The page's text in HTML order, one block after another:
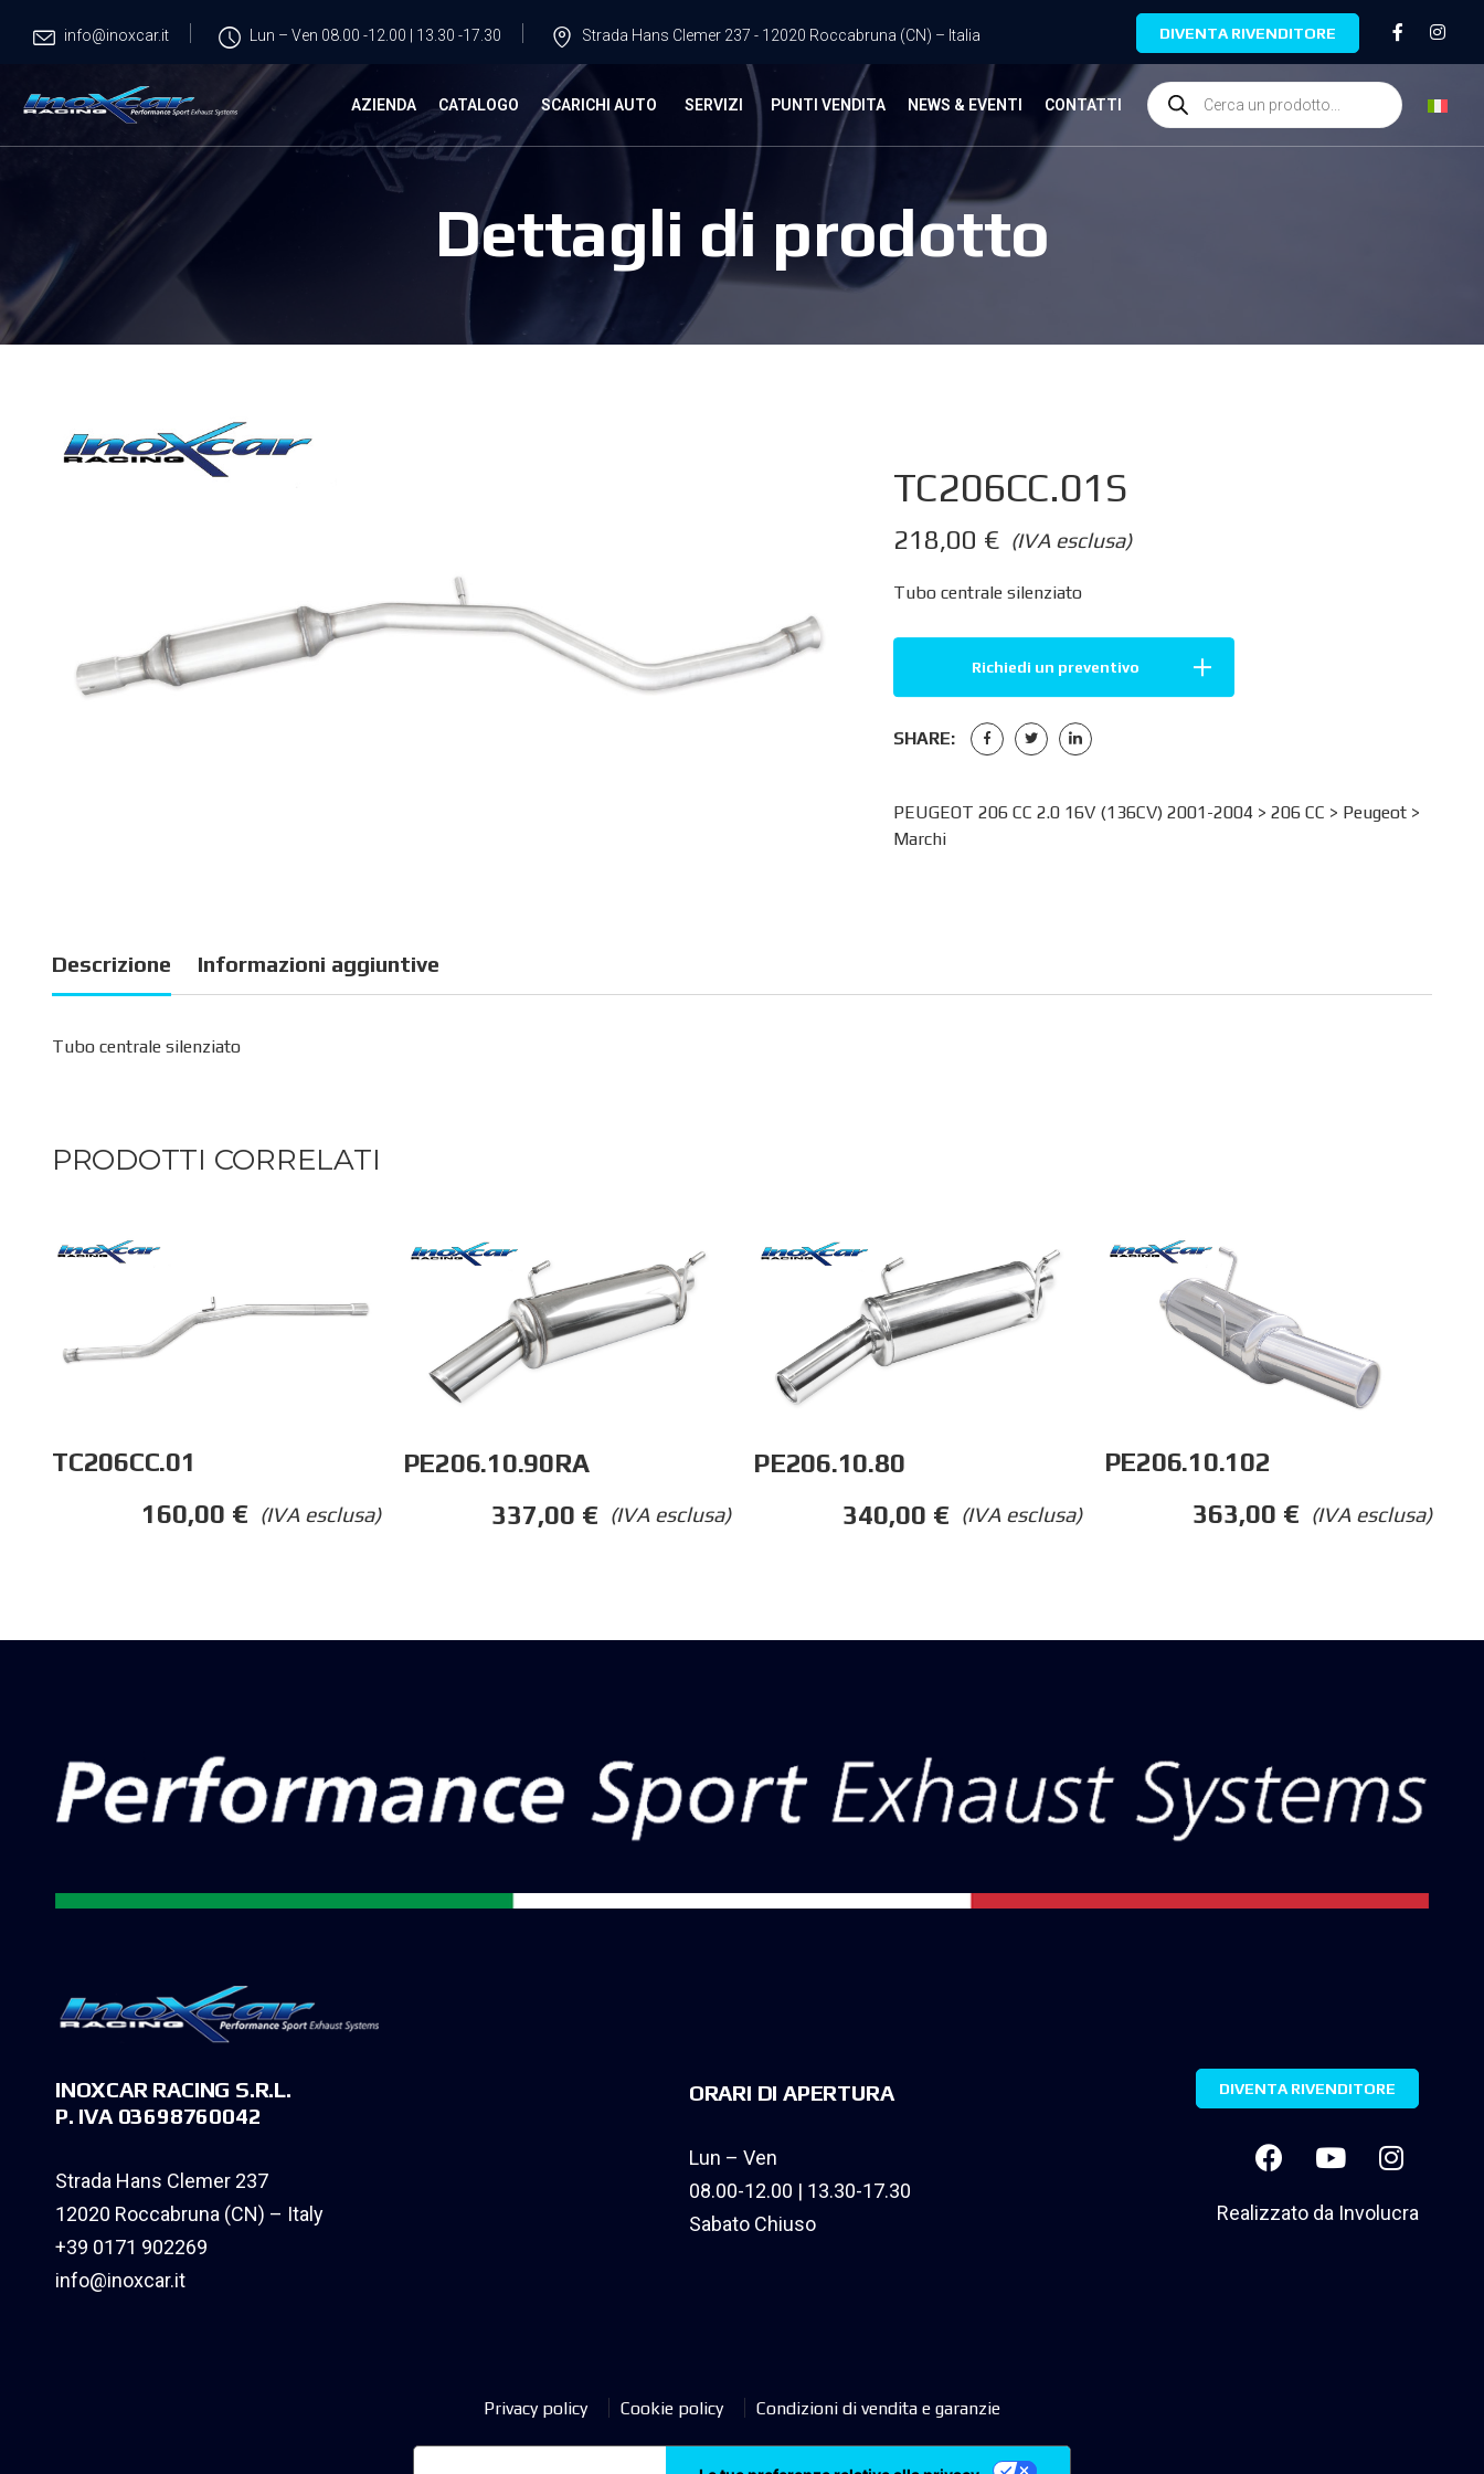
info@inoxcar.it Lun – Ven 08.00 -12.00 | 13.30 -17.30 Strada Hans Clemer 237 - 12020 Roccabruna (CN) – Italia DIVENTA RIVENDITORE
AZIENDA CATALOGO SCARICHI AUTO SERVIZI PUNTI VENDITA NEWS & EVENTI CONTATTI
Dettagli di prodotto
TC206CC.01S
(IVA esclusa)
218,00 €
Tubo centrale silenziato
Richiedi un preventivo
SHARE:
PEUGEOT 206 CC 2.0 16V (136CV) 2001-2004 > 206 CC > Peugeot>
Marchi
Descrizione Informazioni aggiuntive
Tubo centrale silenziato
PRODOTTI CORRELATI
TC206CC.01
(IVA esclusa)
160,00 €
PE206.10.90RA
(IVA esclusa)
337,00 €
PE206.10.80
(IVA esclusa)
340,00 €
PE206.10.102
(IVA esclusa)
363,00 €
INOXCAR RACING S.R.L.
P. IVA 03698760042
Strada Hans Clemer 237
12020 Roccabruna (CN) – Italy
+39 0171 902269
info@inoxcar.it
ORARI DI APERTURA
Lun – Ven
08.00-12.00 | 13.30-17.30
Sabato Chiuso
DIVENTA RIVENDITORE
Realizzato da Involucra
Privacy policy Cookie policy Condizioni di vendita e garanzie